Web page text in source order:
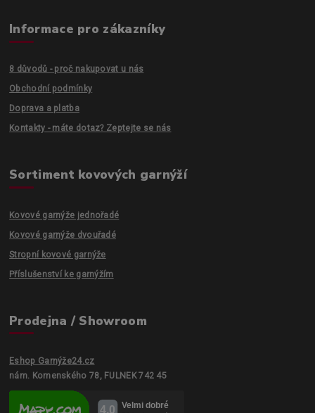
Informace pro zákazníky
8 důvodů - proč nakupovat u nás
Obchodní podmínky
Doprava a platba
Kontakty - máte dotaz? Zeptejte se nás
Sortiment kovových garnýží
Kovové garnýže jednořadé
Kovové garnýže dvouřadé
Stropní kovové garnýže
Příslušenství ke garnýžím
Prodejna / Showroom
Eshop Garnýže24.cz
nám. Komenského 78, FULNEK 742 45